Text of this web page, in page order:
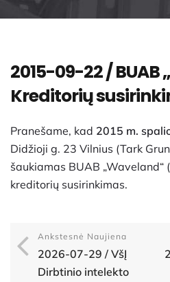
2015-09-22 /
Kreditorių
Pranešame, kad 2015 m.
Didžioji g. 23 Vilnius (Tark
šaukiamas BUAB
kreditorių susirinkimas.
Ankstesnė Naujiena
2026-07-29 / VšĮ
Dirbtinio intelekto